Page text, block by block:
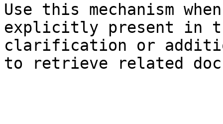
Use this mechanism
explicitly present in
clarification or